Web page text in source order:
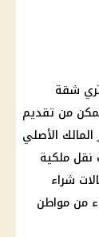
شقة
من تقديم
الأصلي
نقل ملكية
شراء
من مواطن